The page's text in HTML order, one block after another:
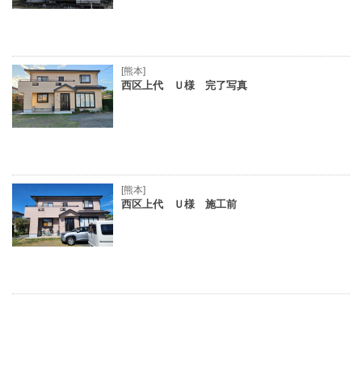
[熊本]
西区上代 Ｕ様 完了写真
[熊本]
西区上代 Ｕ様 施工前